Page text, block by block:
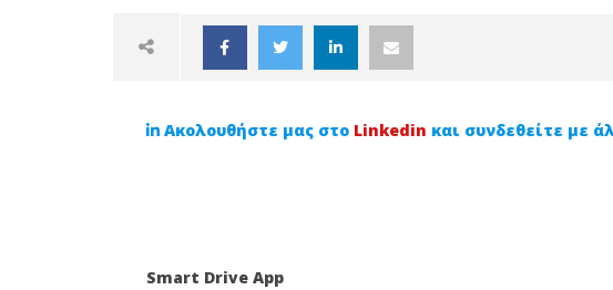
NOW VIEWING
Ακολουθήστε μας στο Linkedin και συνδεθείτε με
Smart Drive App